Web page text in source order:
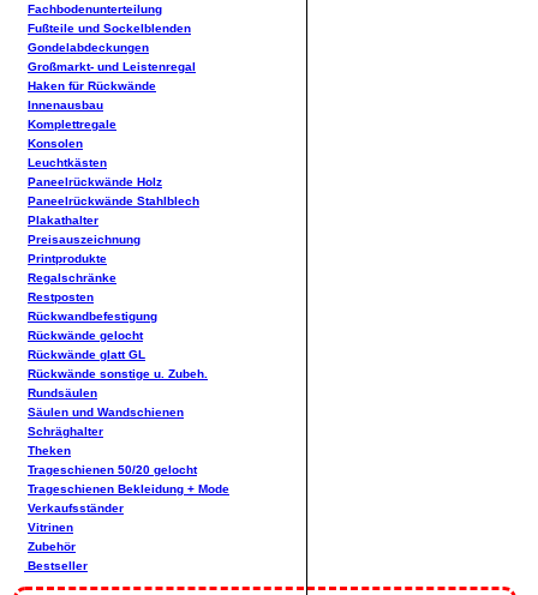
Fachbodenunterteilung
Fußteile und Sockelblenden
Gondelabdeckungen
Großmarkt- und Leistenregal
Haken für Rückwände
Innenausbau
Komplettregale
Konsolen
Leuchtkästen
Paneelrückwände Holz
Paneelrückwände Stahlblech
Plakathalter
Preisauszeichnung
Printprodukte
Regalschränke
Restposten
Rückwandbefestigung
Rückwände gelocht
Rückwände glatt GL
Rückwände sonstige u. Zubeh.
Rundsäulen
Säulen und Wandschienen
Schräghalter
Theken
Trageschienen 50/20 gelocht
Trageschienen Bekleidung + Mode
Verkaufsständer
Vitrinen
Zubehör
Bestseller